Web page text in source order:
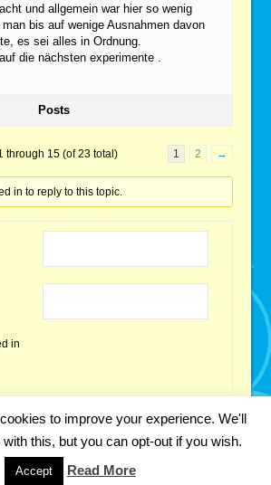
und allgemein war hier so wenig
bis auf wenige Ausnahmen davon
es sei alles in Ordnung.
die nächsten experimente .
Posts
through 15 (of 23 total) 1 2 →
in to reply to this topic.
in
Kainka | All Rights Reserved.
to improve your experience. We'll
this, but you can opt-out if you wish.
Accept Read More